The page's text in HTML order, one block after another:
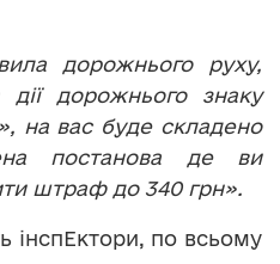
дорожнього руху,
дорожнього знаку
на вас буде складено
постанова де ви
штраф до 340 грн».
інспЕктори, по всьому